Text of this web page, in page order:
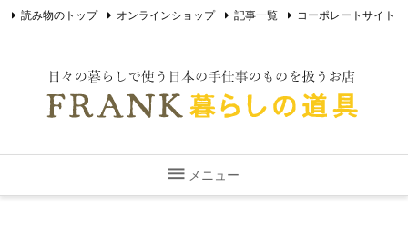
 メニュー
読み物のトップ オンラインショップ 記事一覧 コーポレートサイト